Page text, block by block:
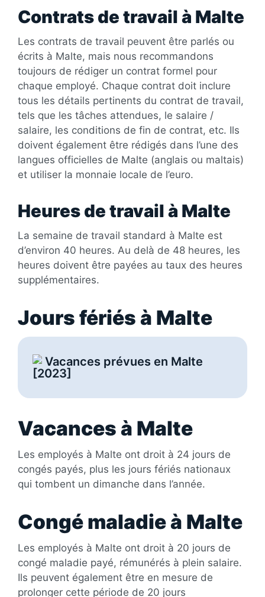
Contrats de travail à Malte
Les contrats de travail peuvent être parlés ou
écrits à Malte, mais nous recommandons
toujours de rédiger un contrat formel pour
chaque employé. Chaque contrat doit inclure
tous les détails pertinents du contrat de travail,
tels que les tâches attendues, le salaire /
salaire, les conditions de fin de contrat, etc. Ils
doivent également être rédigés dans l’une des
langues officielles de Malte (anglais ou maltais)
et utiliser la monnaie locale de l’euro.
Heures de travail à Malte
La semaine de travail standard à Malte est
d’environ 40 heures. Au delà de 48 heures, les
heures doivent être payées au taux des heures
supplémentaires.
Jours fériés à Malte
Vacances prévues en Malte
[2023]
Vacances à Malte
Les employés à Malte ont droit à 24 jours de
congés payés, plus les jours fériés nationaux
qui tombent un dimanche dans l’année.
Congé maladie à Malte
Les employés à Malte ont droit à 20 jours de
congé maladie payé, rémunérés à plein salaire.
Ils peuvent également être en mesure de
prolonger cette période de 20 jours